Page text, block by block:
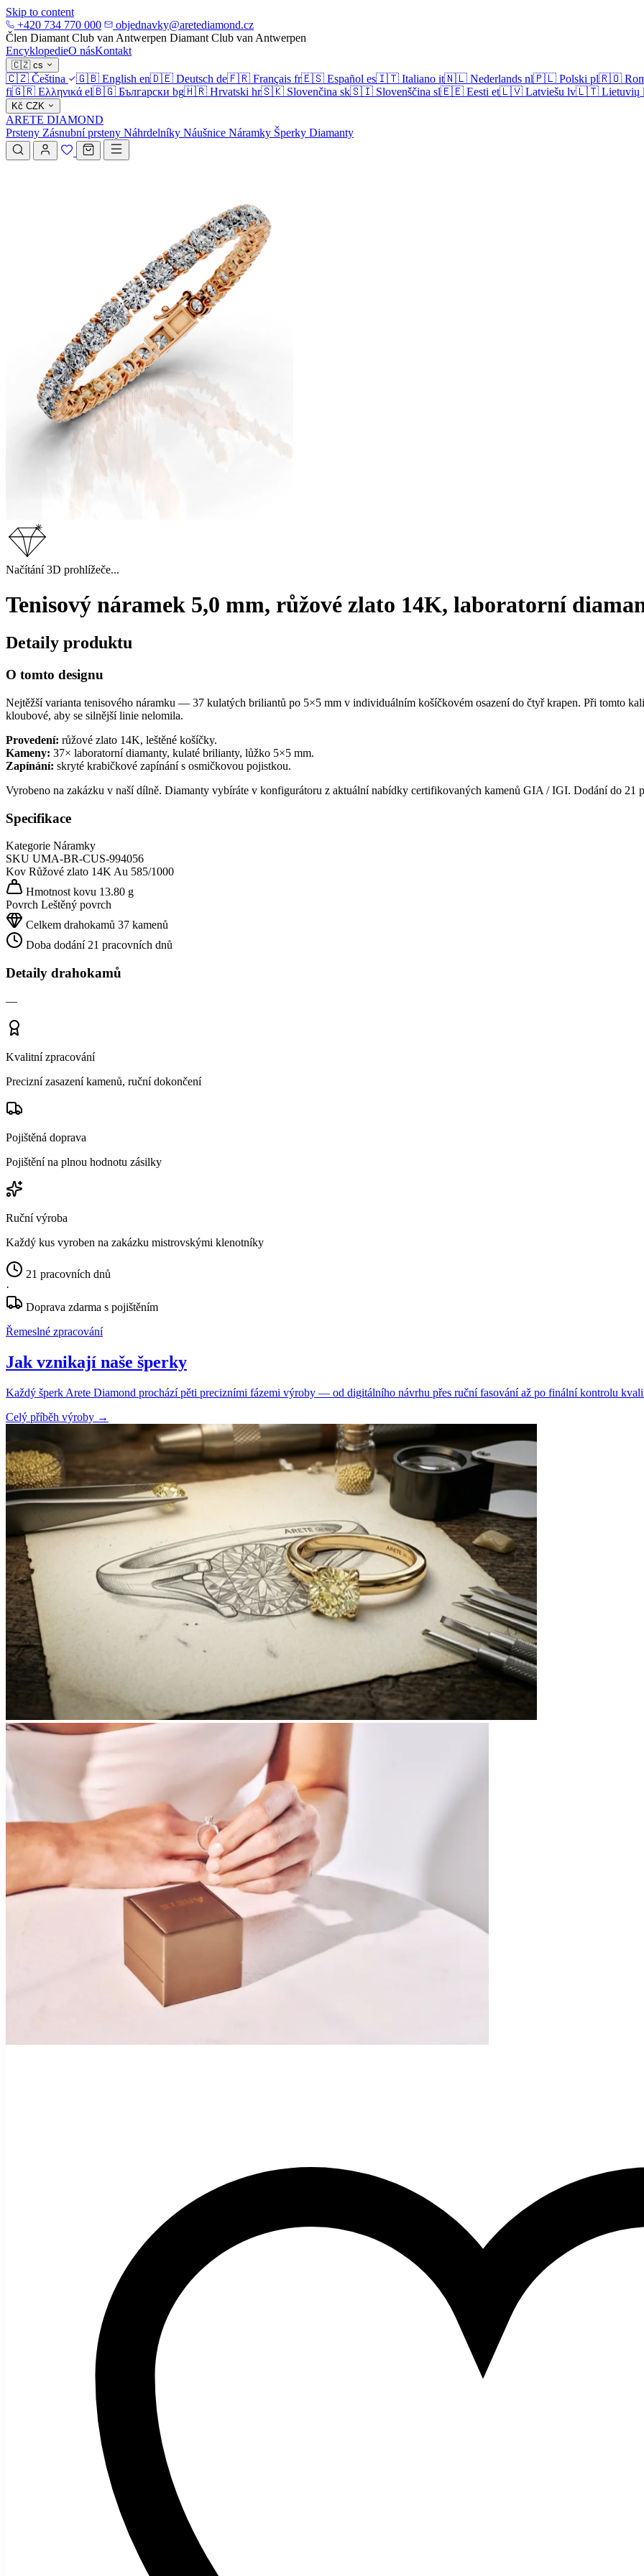
Skip to content
+420 734 770 000
objednavky@aretediamond.cz
Člen Diamant Club van Antwerpen Diamant Club van Antwerpen
EncyklopedieO násKontakt
🇨🇿 cs
🇨🇿 Čeština 🇬🇧 English en🇩🇪 Deutsch de🇫🇷 Français fr🇪🇸 Español es🇮🇹 Italiano it🇳🇱 Nederlands nl🇵🇱 Polski pl🇷🇴
fi🇬🇷 Ελληνικά el🇧🇬 Български bg🇭🇷 Hrvatski hr🇸🇰 Slovenčina sk🇸🇮 Slovenščina sl🇪🇪 Eesti et🇱🇻 Latviešu lv🇱🇹 Lietuvių
Kč CZK
ARETE DIAMOND
Prsteny Zásnubní prsteny Náhrdelníky Náušnice Náramky Šperky Diamanty
Načítání 3D prohlížeče...
Tenisový náramek 5,0 mm, růžové zlato 14K, laboratorní
Detaily produktu
O tomto designu
Nejtěžší varianta tenisového náramku — 37 kulatých briliantů po 5×5 mm v individuálním košíčkovém osazení do čtyř krapen. Při tomto
kloubové, aby se silnější linie nelomila.
Provedení: růžové zlato 14K, leštěné košíčky.
Kameny: 37× laboratorní diamanty, kulaté brilianty, lůžko 5×5 mm.
Zapínání: skryté krabičkové zapínání s osmičkovou pojistkou.
Vyrobeno na zakázku v naší dílně. Diamanty vybíráte v konfigurátoru z aktuální nabídky certifikovaných kamenů GIA / IGI. Dodání do 21
Specifikace
Kategorie Náramky
SKU UMA-BR-CUS-994056
Kov Růžové zlato 14KAu 585/1000
Hmotnost kovu 13.80 g
Povrch Leštěný povrch
Celkem drahokamů 37 kamenů
Doba dodání 21 pracovních dnů
Detaily drahokamů
—
Kvalitní zpracování
Precizní zasazení kamenů, ruční dokončení
Pojištěná doprava
Pojištění na plnou hodnotu zásilky
Ruční výroba
Každý kus vyroben na zakázku mistrovskými klenotníky
21 pracovních dnů
·
Doprava zdarma s pojištěním
Řemeslné zpracování
Jak vznikají naše šperky
Každý šperk Arete Diamond prochází pěti precizními fázemi výroby — od digitálního návrhu přes ruční fasování až po finální kontrolu
Celý příběh výroby →